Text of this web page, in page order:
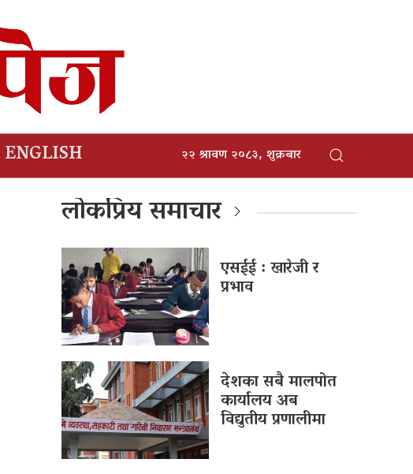
ENGLISH २२ श्रावण २०८३, शुक्रबार
लोकप्रिय समाचार
एसईई : खारेजी र
प्रभाव
देशका सबै मालपोत
कार्यालय अब
विद्युतीय प्रणालीमा